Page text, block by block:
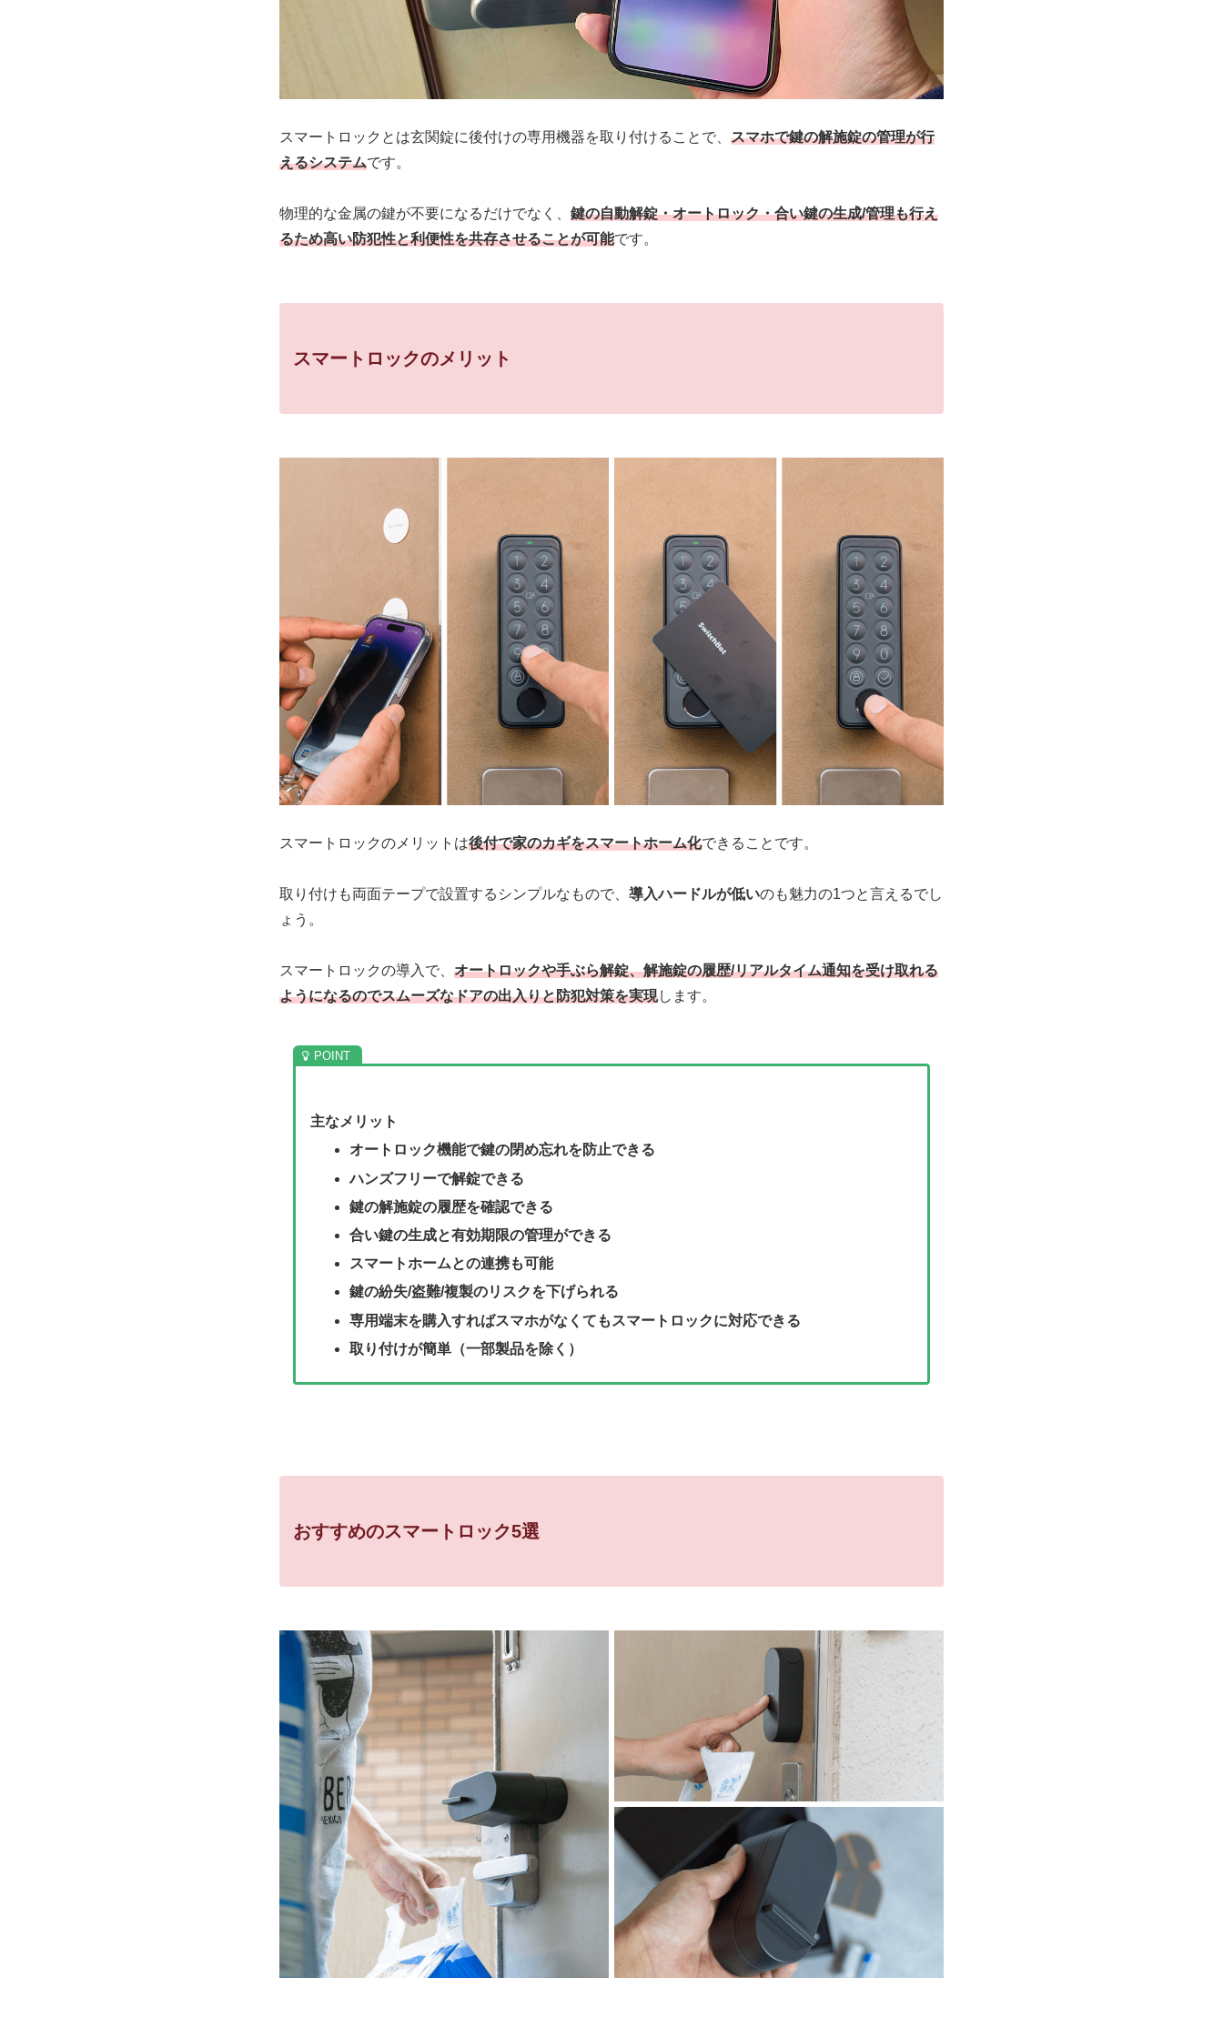
スマートロックとは玄関錠に後付けの専用機器を取り付けることで、 スマホで鍵の解施錠の管理が行
えるシステムです。
物理的な金属の鍵が不要になるだけでなく、 鍵の自動解錠・オートロック・合い鍵の生成/管理も行え
るため高い防犯性と利便性を共存させることが可能です。
スマートロックのメリット
スマートロックのメリットは後付で家のカギをスマートホーム化できることです。
取り付けも両面テープで設置するシンプルなもので、 導入ハードルが低いのも魅力の1つと言えるでし
ょう。
スマートロックの導入で、 オートロックや手ぶら解錠、解施錠の履歴/リアルタイム通知を受け取れる
ようになるのでスムーズなドアの出入りと防犯対策を実現します。
主なメリット
オートロック機能で鍵の閉め忘れを防止できる
ハンズフリーで解錠できる
鍵の解施錠の履歴を確認できる
合い鍵の生成と有効期限の管理ができる
スマートホームとの連携も可能
鍵の紛失/盗難/複製のリスクを下げられる
専用端末を購入すればスマホがなくてもスマートロックに対応できる
取り付けが簡単（一部製品を除く）
おすすめのスマートロック5選